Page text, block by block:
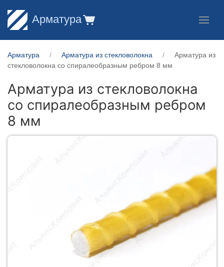
Арматура
Арматура Арматура из стекловолокна
Арматура из
стекловолокна со спиралеобразным ребром 8 мм
Арматура из стекловолокна
со спиралеобразным ребром
8 мм